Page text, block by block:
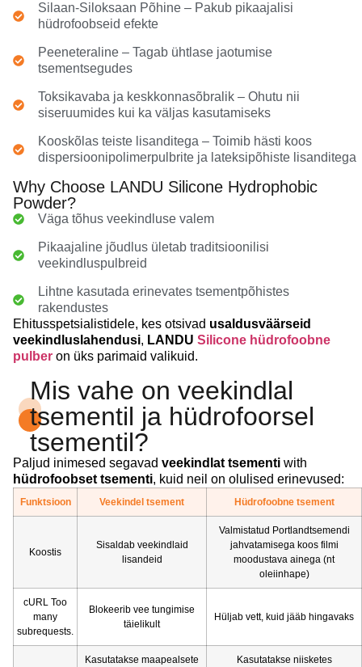
Silaan-Siloksaan Põhine – Pakub pikaajalisi
hüdrofoobseid efekte
Peeneteraline – Tagab ühtlase jaotumise
tsementsegudes
Toksikavaba ja keskkonnasõbralik – Ohutu nii
siseruumides kui ka väljas kasutamiseks
Kooskõlas teiste lisanditega – Toimib hästi koos
dispersioonipolimerpulbrite ja lateksipõhiste lisanditega
Why Choose LANDU Silicone Hydrophobic
Powder?
Väga tõhus veekindluse valem
Pikaajaline jõudlus ületab traditsioonilisi
veekindluspulbreid
Lihtne kasutada erinevates tsementpõhistes
rakendustes
Ehitusspetsialistidele, kes otsivad usaldusväärseid
veekindluslahendusi, LANDU Silicone hüdrofoobne
pulber on üks parimaid valikuid.
Mis vahe on veekindlal
tsementil ja hüdrofoorsel
tsementil?
Paljud inimesed segavad veekindlat tsementi with
hüdrofoobset tsementi, kuid neil on olulised erinevused:
Funktsioon Veekindel tsement Hüdrofoobne tsement
Koostis
Sisaldab veekindlaid
lisandeid
Valmistatud Portlandtsemendi
jahvatamisega koos filmi
moodustava ainega (nt
oleiinhape)
cURL Too
many
subrequests.
Blokeerib vee tungimise
täielikult
Hüljab vett, kuid jääb hingavaks
Kasutatakse maapealsete
Kasutatakse niisketes